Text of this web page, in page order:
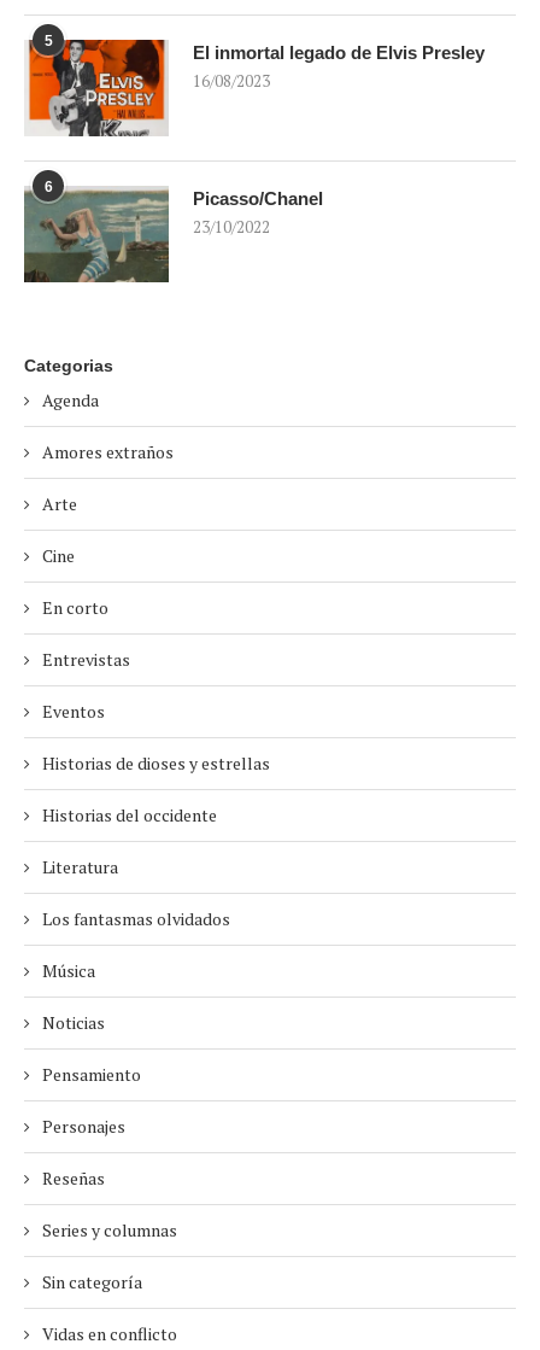
5
El inmortal legado de Elvis Presley
16/08/2023
6
Picasso/Chanel
23/10/2022
Categorias
Agenda
Amores extraños
Arte
Cine
En corto
Entrevistas
Eventos
Historias de dioses y estrellas
Historias del occidente
Literatura
Los fantasmas olvidados
Música
Noticias
Pensamiento
Personajes
Reseñas
Series y columnas
Sin categoría
Vidas en conflicto